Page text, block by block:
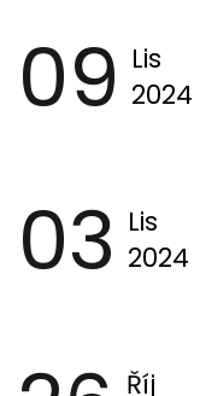
09 Lis
2024
03 Lis
2024
Říj